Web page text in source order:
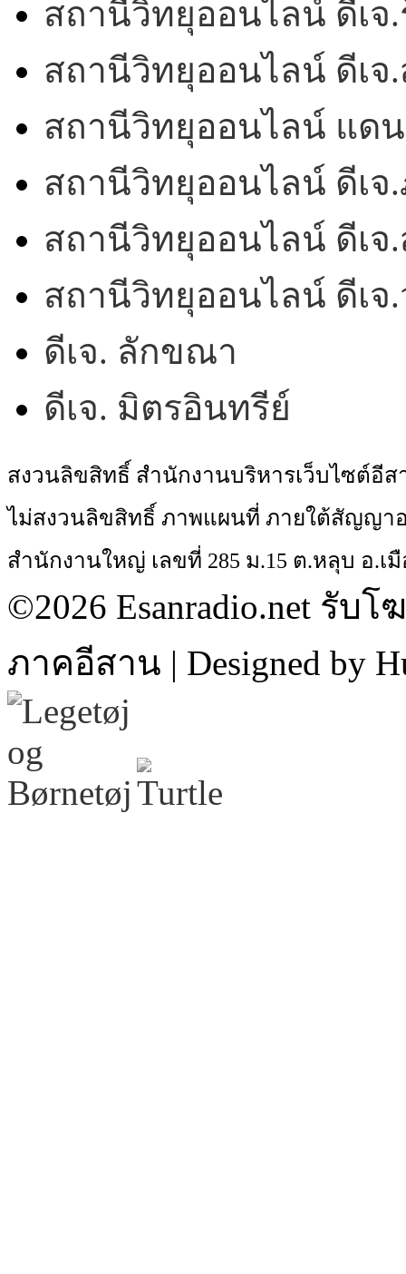
สถานีวิทยุออนไลน์ ดีเจ
สถานีวิทยุออนไลน์ ดีเ
สถานีวิทยุออนไลน์ แดน
สถานีวิทยุออนไลน์ ดีเจ
สถานีวิทยุออนไลน์ ดีเจ
สถานีวิทยุออนไลน์ ดีเ
ดีเจ. ลักขณา
ดีเจ. มิตรอินทรีย์
สงวนลิขสิทธิ์ สำนักงานบริหารเว็บไซต์อีส
ไม่สงวนลิขสิทธิ์ ภาพแผนที่ ภายใต้สัญญ
สำนักงานใหญ่ เลขที่ 285 ม.15 ต.หลุบ อ.เ
©2026 Esanradio.net รับ
ภาคอีสาน | Designed by